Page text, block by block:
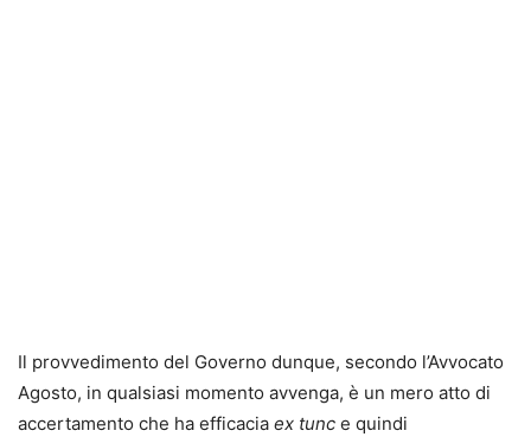
Il provvedimento del Governo dunque, secondo l’Avvocato
Agosto, in qualsiasi momento avvenga, è un mero atto di
accertamento che ha efficacia ex tunc e quindi